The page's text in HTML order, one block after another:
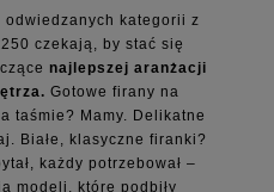
kategorii z
czekają, by stać się
najlepszej aranżacji
Gotowe firany na
taśmie? Mamy. Delikatne
Białe, klasyczne firanki?
każdy potrzebował –
modeli, które podbiły